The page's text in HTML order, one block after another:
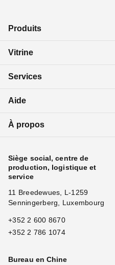
Produits
Vitrine
Services
Aide
À propos
Siège social, centre de
production, logistique et
service
11 Breedewues, L-1259
Senningerberg, Luxembourg
+352 2 600 8670
+352 2 786 1074
Bureau en Chine